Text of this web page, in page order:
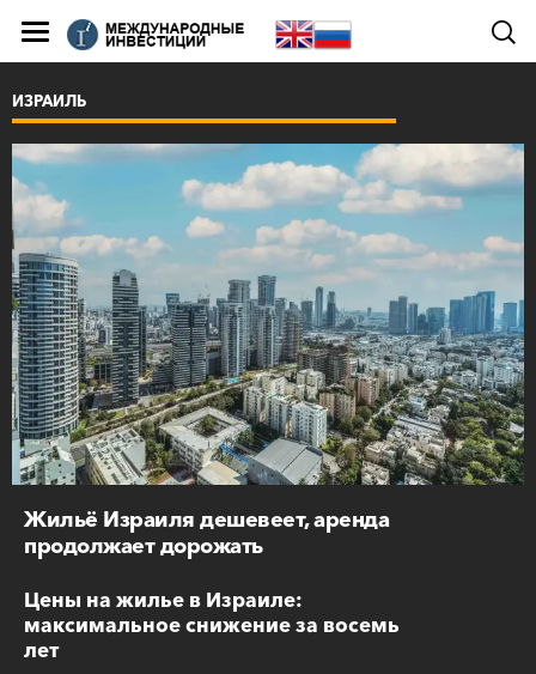
Жильё Израиля дешевеет, аренда
продолжает дорожать
ИЗРАИЛЬ
Цены на жилье в Израиле:
максимальное снижение за восемь
лет